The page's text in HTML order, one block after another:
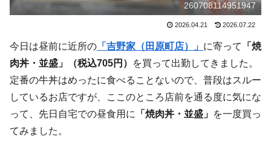
260708114951947
2026.04.21 2026.07.22
今日は昼前に近所の 「吉野家（田原町店）」 に寄って
「焼
肉丼・並盛」（税込705円）
を買って出勤してきました。
定番の牛丼はめったに食べることないので、普段はスルー
しているお店ですが、ここのところ店前を通る度に気にな
って、先日自宅での昼食用に 「焼肉丼・並盛」 を一度買っ
てみました。